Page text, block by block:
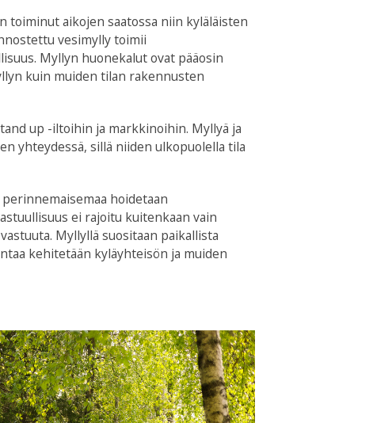
toiminut aikojen saatossa niin kyläläisten
vesimylly toimii
Myllyn huonekalut ovat pääosin
kuin muiden tilan rakennusten
up -iltoihin ja markkinoihin. Myllyä ja
yhteydessä, sillä niiden ulkopuolella tila
hoidetaan
ei rajoitu kuitenkaan vain
Myllyllä suositaan paikallista
kehitetään kyläyhteisön ja muiden